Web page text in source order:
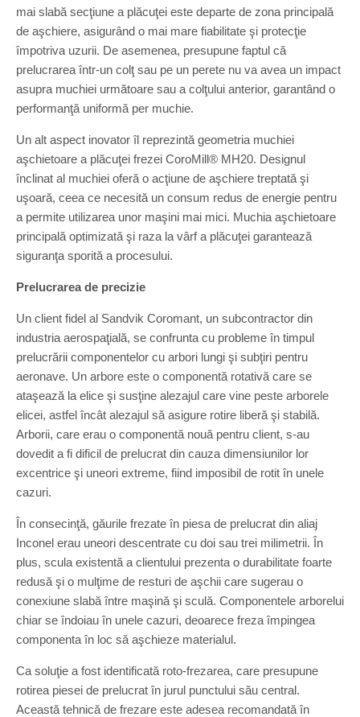
mai slabă secţiune a plăcuţei este departe de zona principală
de aşchiere, asigurând o mai mare fiabilitate şi protecţie
împotriva uzurii. De asemenea, presupune faptul că
prelucrarea într-un colţ sau pe un perete nu va avea un impact
asupra muchiei următoare sau a colţului anterior, garantând o
performanţă uniformă per muchie.
Un alt aspect inovator îl reprezintă geometria muchiei
aşchietoare a plăcuţei frezei CoroMill® MH20. Designul
înclinat al muchiei oferă o acţiune de aşchiere treptată şi
uşoară, ceea ce necesită un consum redus de energie pentru
a permite utilizarea unor maşini mai mici. Muchia aşchietoare
principală optimizată şi raza la vârf a plăcuţei garantează
siguranţa sporită a procesului.
Prelucrarea de precizie
Un client fidel al Sandvik Coromant, un subcontractor din
industria aerospaţială, se confrunta cu probleme în timpul
prelucrării componentelor cu arbori lungi şi subţiri pentru
aeronave. Un arbore este o componentă rotativă care se
ataşează la elice şi susţine alezajul care vine peste arborele
elicei, astfel încât alezajul să asigure rotire liberă şi stabilă.
Arborii, care erau o componentă nouă pentru client, s-au
dovedit a fi dificil de prelucrat din cauza dimensiunilor lor
excentrice şi uneori extreme, fiind imposibil de rotit în unele
cazuri.
În consecinţă, găurile frezate în piesa de prelucrat din aliaj
Inconel erau uneori descentrate cu doi sau trei milimetrii. În
plus, scula existentă a clientului prezenta o durabilitate foarte
redusă şi o mulţime de resturi de aşchii care sugerau o
conexiune slabă între maşină şi sculă. Componentele arborelui
chiar se îndoiau în unele cazuri, deoarece freza împingea
componenta în loc să aşchieze materialul.
Ca soluţie a fost identificată roto-frezarea, care presupune
rotirea piesei de prelucrat în jurul punctului său central.
Această tehnică de frezare este adesea recomandată în